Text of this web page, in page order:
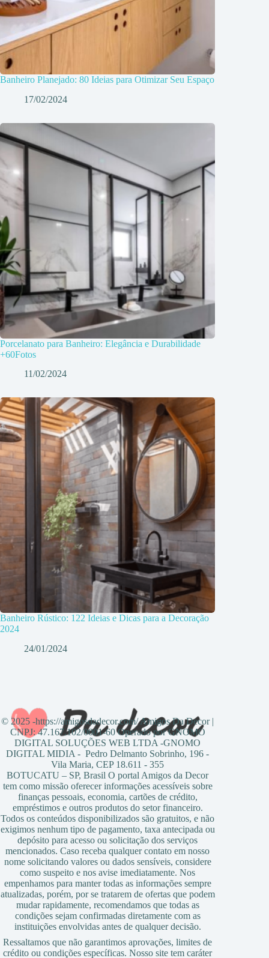
Banheiro Planejado: 80 Ideias para Otimizar Seu Espaço
17/02/2024
Porcelanato para Banheiro: Elegância e Durabilidade
+60Fotos
11/02/2024
Banheiro Rústico: 122 Ideias e Dicas para a Decoração
2024
24/01/2024
© 2025 -https://amigosdadecor.com/ Amigos Da Decor |
CNPJ: 47.167.102/0001-60 Operado por GNOMO
DIGITAL SOLUÇÕES WEB LTDA -GNOMO
DIGITAL MIDIA - Pedro Delmanto Sobrinho, 196 -
Vila Maria, CEP 18.611 - 355
BOTUCATU – SP, Brasil O portal Amigos da Decor
tem como missão oferecer informações acessíveis sobre
finanças pessoais, economia, cartões de crédito,
empréstimos e outros produtos do setor financeiro.
Todos os conteúdos disponibilizados são gratuitos, e não
exigimos nenhum tipo de pagamento, taxa antecipada ou
depósito para acesso ou solicitação dos serviços
mencionados. Caso receba qualquer contato em nosso
nome solicitando valores ou dados sensíveis, considere
como suspeito e nos avise imediatamente. Nos
empenhamos para manter todas as informações sempre
atualizadas, porém, por se tratarem de ofertas que podem
mudar rapidamente, recomendamos que todas as
condições sejam confirmadas diretamente com as
instituições envolvidas antes de qualquer decisão.
Ressaltamos que não garantimos aprovações, limites de
crédito ou condições específicas. Nosso site tem caráter